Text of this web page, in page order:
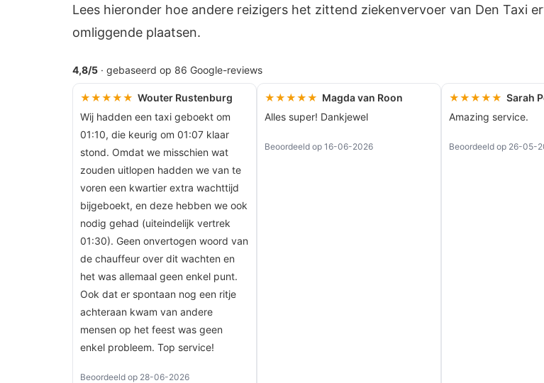
Lees hieronder hoe andere reizigers het zittend ziekenvervoer van Den Taxi
omliggende plaatsen.
4,8/5 · gebaseerd op 86 Google-reviews
★★★★★ Wouter Rustenburg
Wij hadden een taxi geboekt om
01:10, die keurig om 01:07 klaar
stond. Omdat we misschien wat
zouden uitlopen hadden we van te
voren een kwartier extra wachttijd
bijgeboekt, en deze hebben we ook
nodig gehad (uiteindelijk vertrek
01:30). Geen onvertogen woord van
de chauffeur over dit wachten en
het was allemaal geen enkel punt.
Ook dat er spontaan nog een ritje
achteraan kwam van andere
mensen op het feest was geen
enkel probleem. Top service!
Beoordeeld op 28-06-2026
★★★★★ Magda van Roon
Alles super! Dankjewel
Beoordeeld op 16-06-2026
★★★★★ Sarah
Amazing service.
Beoordeeld op 26-05-